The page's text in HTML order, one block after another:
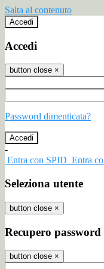
Salta al contenuto
Accedi
Accedi
button close ×
Password dimenticata?
-
Entra con SPID Entra
Seleziona utente
button close ×
Recupero password
button close ×